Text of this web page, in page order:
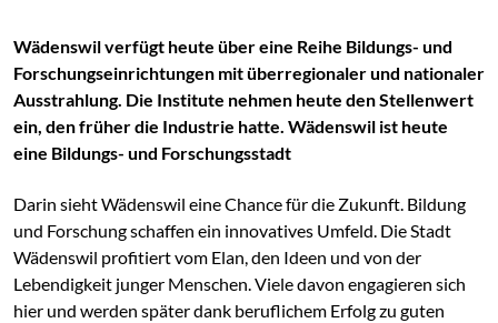
Wädenswil verfügt heute über eine Reihe Bildungs- und
Forschungseinrichtungen mit überregionaler und nationaler
Ausstrahlung. Die Institute nehmen heute den Stellenwert
ein, den früher die Industrie hatte. Wädenswil ist heute
eine Bildungs- und Forschungsstadt
Darin sieht Wädenswil eine Chance für die Zukunft. Bildung
und Forschung schaffen ein innovatives Umfeld. Die Stadt
Wädenswil profitiert vom Elan, den Ideen und von der
Lebendigkeit junger Menschen. Viele davon engagieren sich
hier und werden später dank beruflichem Erfolg zu guten